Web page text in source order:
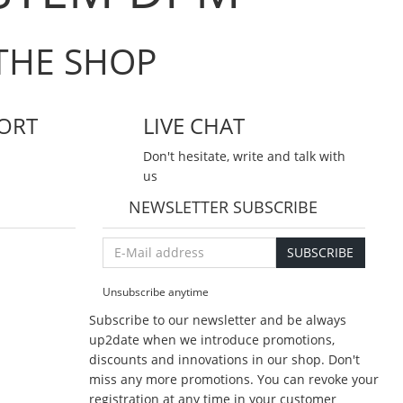
SHOP
LIVE CHAT
Don't hesitate, write and talk with
us
NEWSLETTER SUBSCRIBE
Mail
address
SUBSCRIBE
Unsubscribe anytime
Subscribe to our newsletter and be always
up2date when we introduce promotions,
discounts and innovations in our shop. Don't
miss any more promotions. You can revoke your
registration at any time in your customer